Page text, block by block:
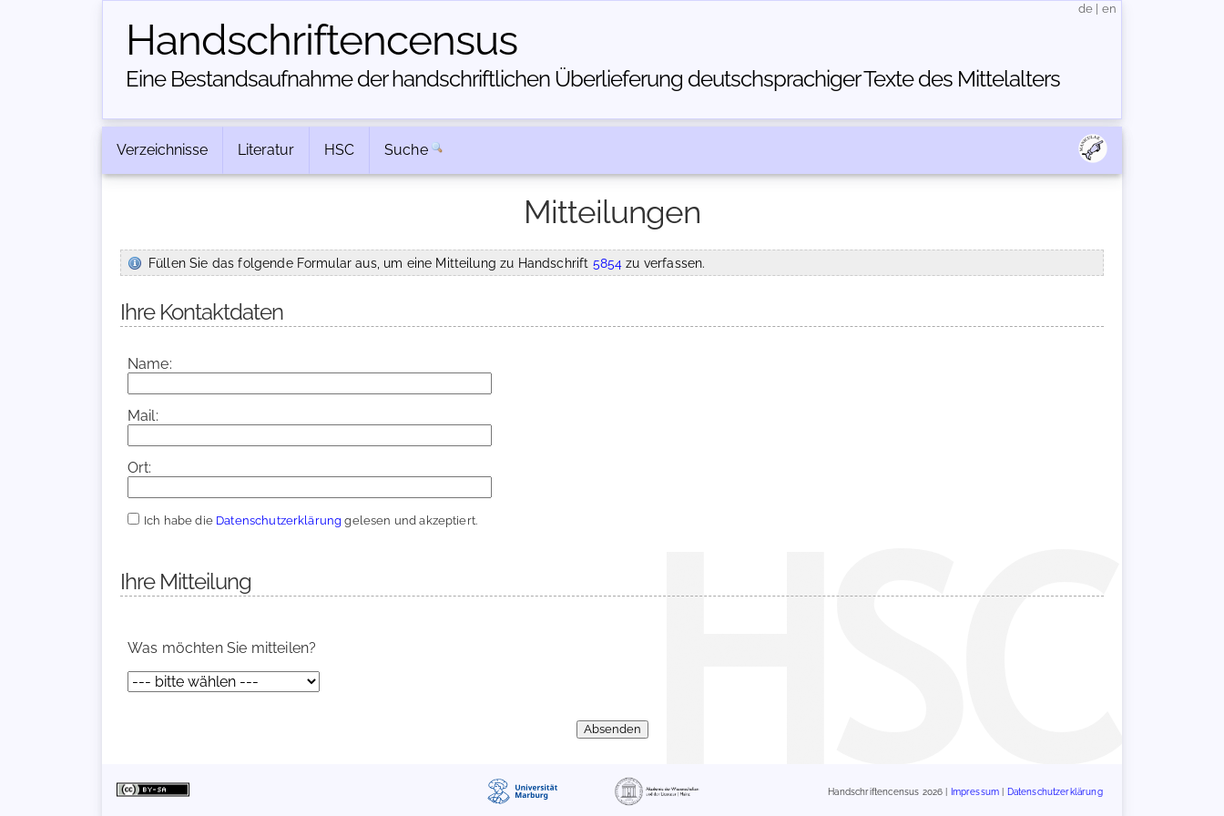
Handschriften­census
Eine Bestandsaufnahme der handschriftlichen Über­lieferung deutschsprachiger Texte des Mittelalters
de en
Verzeichnisse Literatur HSC Suche
Mitteilungen
Füllen Sie das folgende Formular aus, um eine Mitteilung zu Handschrift 5854 zu verfassen.
Ihre Kontaktdaten
Name:
Mail:
Ort:
Ich habe die Datenschutzerklärung gelesen und akzeptiert.
Ihre Mitteilung
Was möchten Sie mitteilen?
Handschriftencensus 2026 | Impressum Datenschutzerklärung